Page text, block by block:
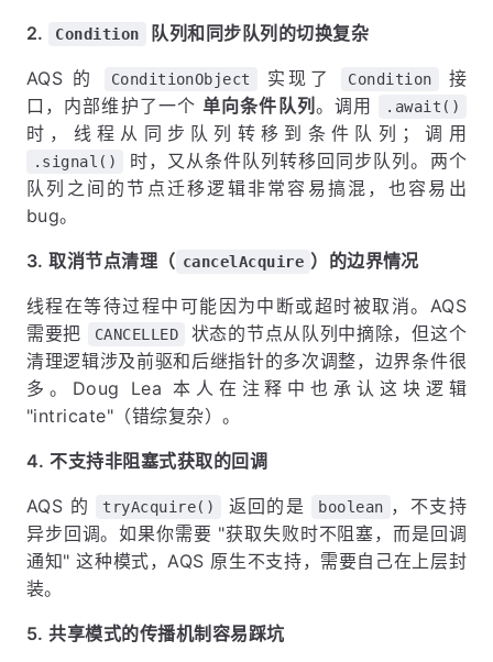
2. Condition 队列和同步队列的切换复杂
AQS 的 ConditionObject 实现了 Condition
接
口，内部维护了一个单向条件队列 。调用 .await()
时，线程从同步队列转移到条件队列；调用
.signal()
时，又从条件队列转移回同步队列。两个
队列之间的节点迁移逻辑非常容易搞混，也容易出
bug。
3. 取消节点清理（ cancelAcquire ）的边界情况
线程在等待过程中可能因为中断或超时被取消。AQS
需要把
CANCELLED
状态的节点从队列中摘除，但这个
清理逻辑涉及前驱和后继指针的多次调整，边界条件很
多。Doug Lea 本人在注释中也承认这块逻辑
"intricate"（错综复杂）。
4. 不支持非阻塞式获取的回调
AQS 的 tryAcquire() 返回的是 boolean ，不支持
异步回调。如果你需要 "获取失败时不阻塞，而是回调
通知" 这种模式，AQS 原生不支持，需要自己在上层封
装。
5. 共享模式的传播机制容易踩坑